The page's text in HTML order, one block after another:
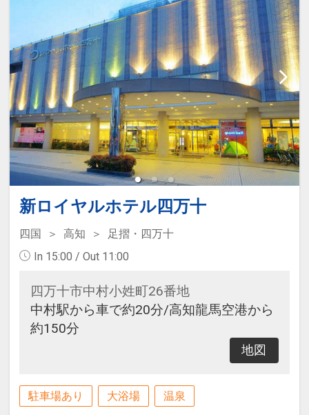
【夕食内容】
和食会席、郷土料理
新ロイヤルホテル四万十
四国 高知
足摺・四万十
In 15:00 / Out 11:00
四万十市中村小姓町26番地
中村駅から車で約20分/高知龍馬空港から
約150分
地図
駐車場あり 大浴場 温泉